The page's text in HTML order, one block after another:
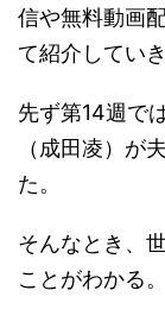
信や無料動画
て紹介してい
先ず第14週で
（成田凌）が
た。
そんなとき、
ことがわかる。